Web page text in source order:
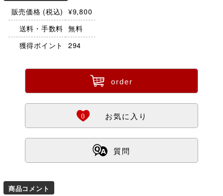
販売価格 (税込) ¥9,800
送料・手数料 無料
獲得ポイント
294
ü order
Ö
0 お気に入り
ß 質問
商品コメント